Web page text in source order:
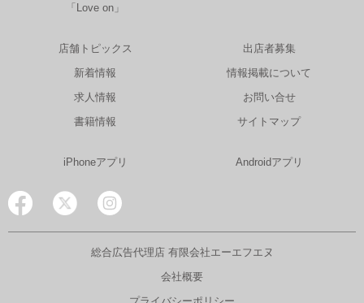
「Love on」
店舗トピックス
新着情報
求人情報
書籍情報
出店者募集
情報掲載について
お問い合せ
サイトマップ
iPhoneアプリ Androidアプリ
総合広告代理店 有限会社エーエフエヌ
会社概要